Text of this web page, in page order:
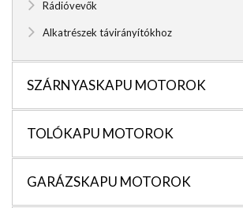
Rádióvevők
Alkatrészek távirányítókhoz
SZÁRNYASKAPU MOTOROK
TOLÓKAPU MOTOROK
GARÁZSKAPU MOTOROK